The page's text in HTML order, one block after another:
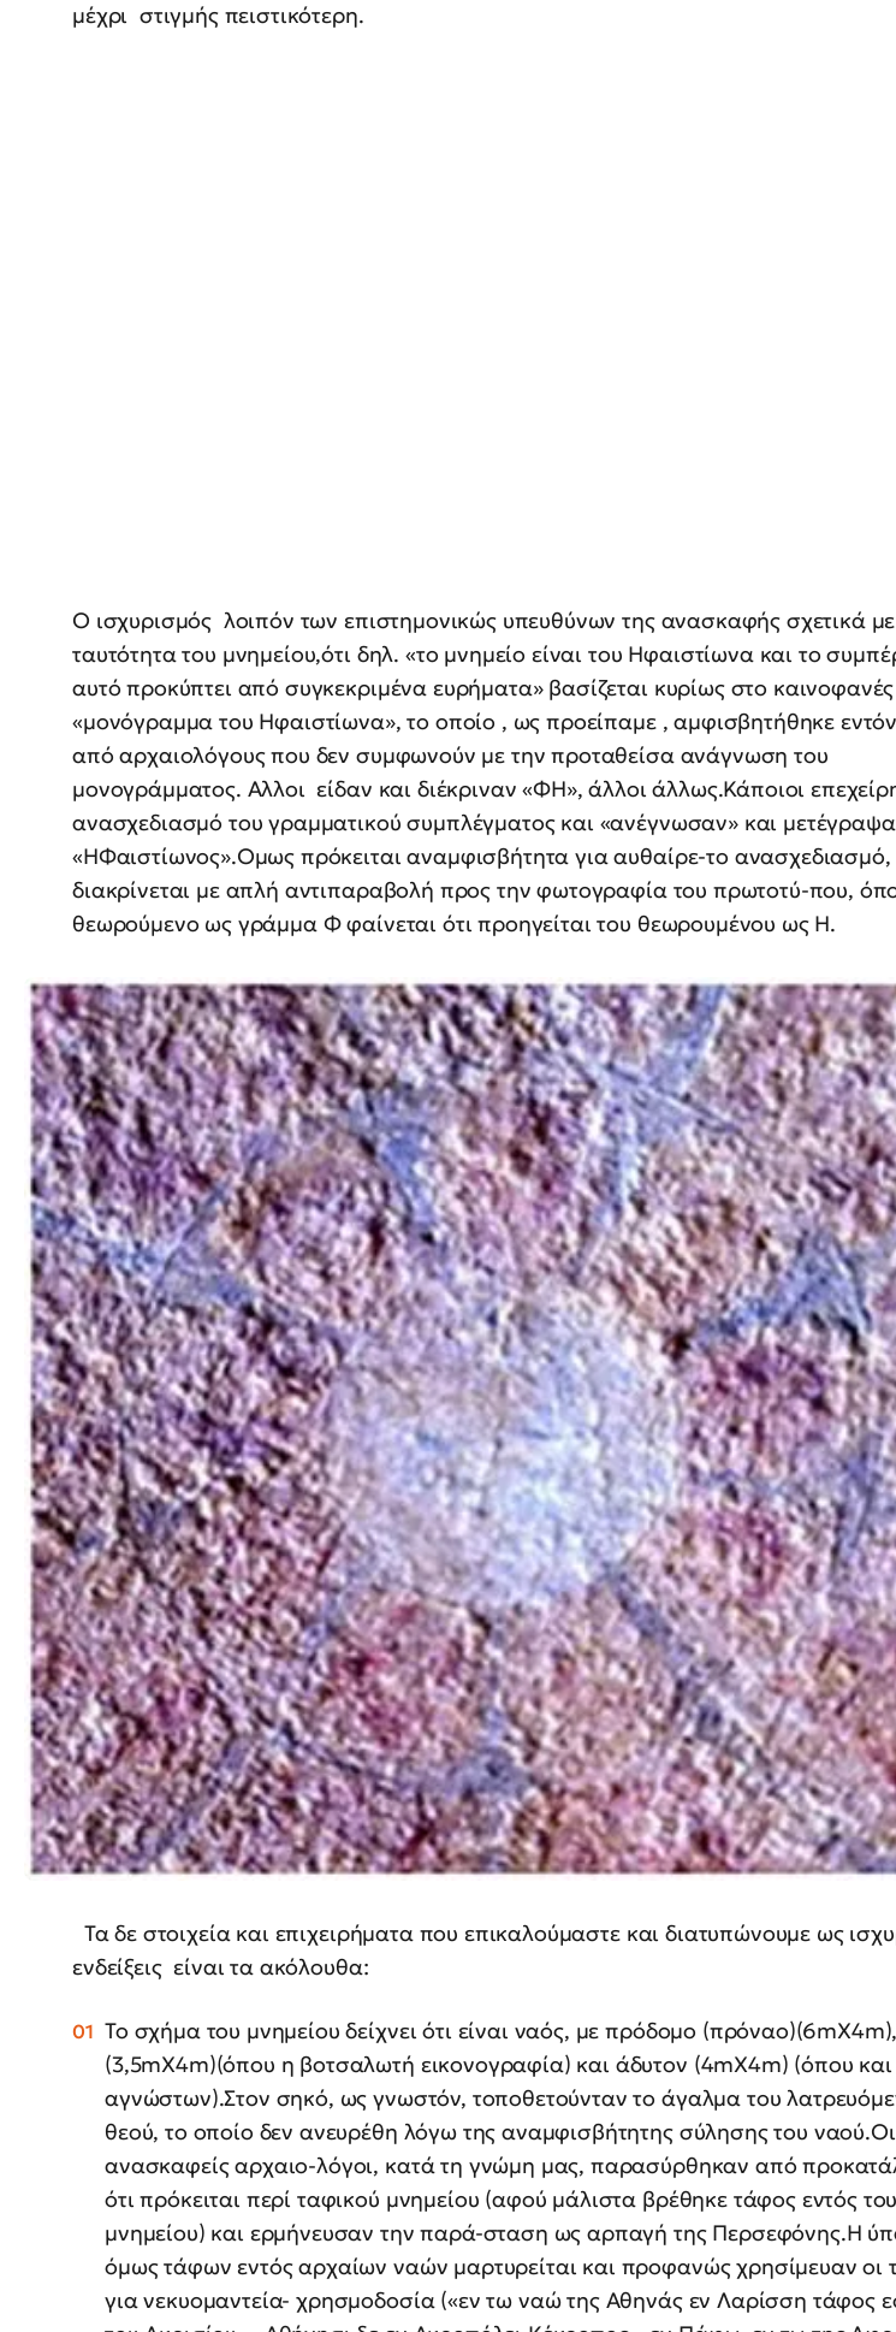
μέχρι στιγμής πειστικότερη.
Ο ισχυρισμός λοιπόν των επιστημονικώς υπευθύνων της ανασκαφής σχετικά
ταυτότητα του μνημείου,ότι δηλ. «το μνημείο είναι του Ηφαιστίωνα και το
αυτό προκύπτει από συγκεκριμένα ευρήματα» βασίζεται κυρίως στο καινοφανές
«μονόγραμμα του Ηφαιστίωνα», το οποίο , ως προείπαμε , αμφισβητήθηκε
από αρχαιολόγους που δεν συμφωνούν με την προταθείσα ανάγνωση του
μονογράμματος. Αλλοι είδαν και διέκριναν «ΦΗ», άλλοι άλλως.Κάποιοι
ανασχεδιασμό του γραμματικού συμπλέγματος και «ανέγνωσαν» και
«ΗΦαιστίωνος».Ομως πρόκειται αναμφισβήτητα για αυθαίρε-το
διακρίνεται με απλή αντιπαραβολή προς την φωτογραφία του πρωτοτύ-που,
θεωρούμενο ως γράμμα Φ φαίνεται ότι προηγείται του θεωρουμένου ως Η.
Τα δε στοιχεία και επιχειρήματα που επικαλούμαστε και διατυπώνουμε ως
ενδείξεις είναι τα ακόλουθα:
Το σχήμα του μνημείου δείχνει ότι είναι ναός, με πρόδομο
(3,5mΧ4m)(όπου η βοτσαλωτή εικονογραφία) και άδυτον (4mΧ4m) (όπου
αγνώστων).Στον σηκό, ως γνωστόν, τοποθετούνταν το άγαλμα του
θεού, το οποίο δεν ανευρέθη λόγω της αναμφισβήτητης σύλησης του ναού.Οι
ανασκαφείς αρχαιο-λόγοι, κατά τη γνώμη μας, παρασύρθηκαν από
ότι πρόκειται περί ταφικού μνημείου (αφού μάλιστα βρέθηκε τάφος εντός του
μνημείου) και ερμήνευσαν την παρά-σταση ως αρπαγή της Περσεφόνης.Η
όμως τάφων εντός αρχαίων ναών μαρτυρείται και προφανώς χρησίμευαν οι
για νεκυομαντεία- χρησμοδοσία («εν τω ναώ της Αθηνάς εν Λαρίσση τάφος